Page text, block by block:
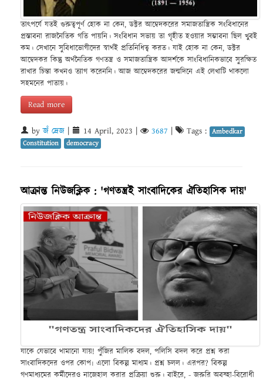
তাৎপর্যে যতই গুরুত্বপূর্ণ হোক না কেন, ডক্টর আম্বেদকরের সমাজতান্ত্রিক সংবিধানের
প্রস্তাবনা রাজনৈতিক গতি পায়নি। সংবিধান সভায় তা গৃহীত হওয়ার সম্ভাবনা ছিল খুবই
কম। সেখানে সুবিধাভোগীদের স্বার্থই প্রতিনিধিত্ব করত। যাই হোক না কেন, ডক্টর
আম্বেদকর কিন্তু অর্থনৈতিক গণতন্ত্র ও সমাজতান্ত্রিক আদর্শকে সাংবিধানিকভাবে সুরক্ষিত
রাখার চিন্তা কখনও ত্যাগ করেননি। আজ আম্বেদকরের জন্মদিনে এই লেখাটি থাকলো
সহমনের পাতায়।
Read more
byজঁ দ্রেজ 14 April, 2023 3687 Tags : Ambedkar
Constitution
democracy
আক্রান্ত নিউজক্লিক : 'গণতন্ত্রই সাংবাদিকের ঐতিহাসিক দায়'
যাকে যেভাবে থামানো যায়! পুঁজির মালিক বদল, পলিসি বদল করে প্রশ্ন করা
সাংবাদিকদের ওপর কোপ৷ এলো বিকল্প মাধ্যম। প্রশ্ন চলল। এরপর? বিকল্প
গণমাধ্যমের কর্মীদেরও নাজেহাল করার প্রক্রিয়া শুরু। বাইরে, - জরুরি অবস্হা-বিরোধী